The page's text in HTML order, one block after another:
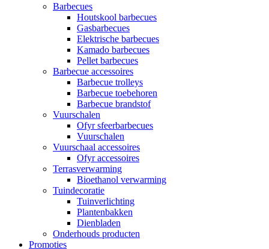
Barbecues
Houtskool barbecues
Gasbarbecues
Elektrische barbecues
Kamado barbecues
Pellet barbecues
Barbecue accessoires
Barbecue trolleys
Barbecue toebehoren
Barbecue brandstof
Vuurschalen
Ofyr sfeerbarbecues
Vuurschalen
Vuurschaal accessoires
Ofyr accessoires
Terrasverwarming
Bioethanol verwarming
Tuindecoratie
Tuinverlichting
Plantenbakken
Dienbladen
Onderhouds producten
Promoties